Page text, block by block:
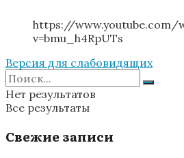
https://www.youtube.com/
v=bmu_h4RpUTs
Версия для слабовидящих
Нет результатов
Все результаты
Свежие записи